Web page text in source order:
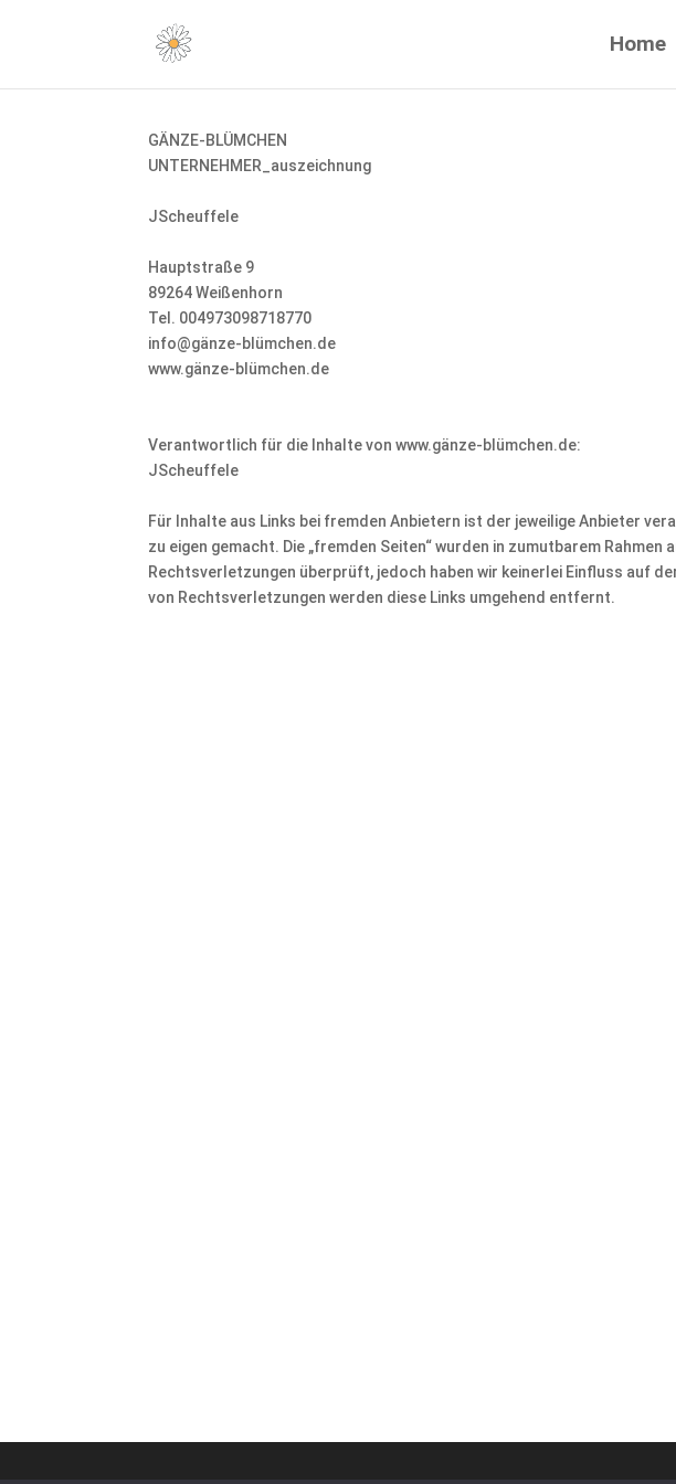
Home
GÄNZE-BLÜMCHEN
UNTERNEHMER_auszeichnung
JScheuffele
Hauptstraße 9
89264 Weißenhorn
Tel. 004973098718770
info@gänze-blümchen.de
www.gänze-blümchen.de
Verantwortlich für die Inhalte von www.gänze-blümchen.de:
JScheuffele
Für Inhalte aus Links bei fremden Anbietern ist der jeweilige Anbieter
zu eigen gemacht. Die „fremden Seiten“ wurden in zumutbarem
Rechtsverletzungen überprüft, jedoch haben wir keinerlei Einfluss auf
von Rechtsverletzungen werden diese Links umgehend entfernt.